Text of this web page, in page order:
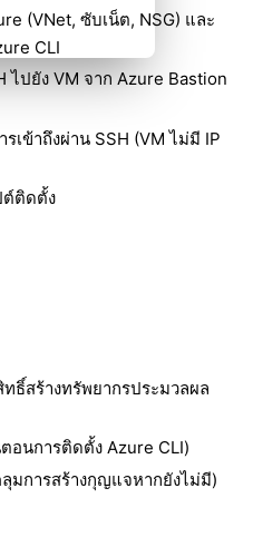
(VNet, ซับเน็ต, NSG) และ
CLI
ไปยัง VM จาก Azure Bastion
เข้าถึงผ่าน SSH (VM ไม่มี IP
ต์ติดตั้ง
ธิ์สร้างทรัพยากรประมวลผล
อนการติดตั้ง Azure CLI)
การสร้างกุญแจหากยังไม่มี)